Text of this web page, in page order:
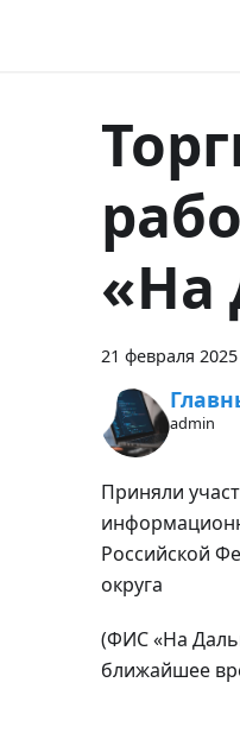
«На
21 февраля 2025
admin
Приняли
Российской
округа
(ФИС «На
ближайшее